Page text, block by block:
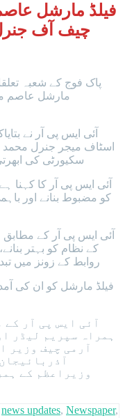
فیلڈ مارشل
چیف آف
پاک فوج کے شعبہ
مارشل عاصم
آئی ایس پی آر نے
اسٹاف میجر جنرل
سکیورٹی کی
آئی ایس پی آر کا کہنا
کو مضبوط بنانے اور
آئی ایس پی آر کے
کے نظام کو بہتر
روابط کے زونز میں
فیلڈ مارشل کو ان کی
آئی ایس پی آر کے
ہمراہ سپریم لیڈر
آرمی چیف وزیر
وزیراعظم کے
news updates, Newspaper,